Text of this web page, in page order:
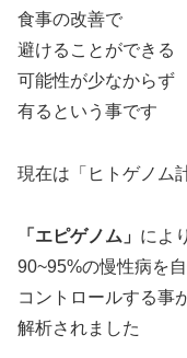
食事の改善で
避けることができる
可能性が少なからず
有るという事です
現在は「ヒトゲノム
「エピゲノム」 により
90~95%の慢性病を
コントロールする事
解析されました